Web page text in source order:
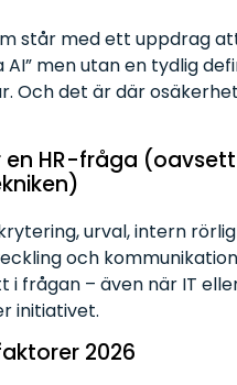
står med ett uppdrag
men utan en tydlig
Och det är där
en HR-fråga
urval, intern
och
i frågan – även när IT
initiativet.
2026